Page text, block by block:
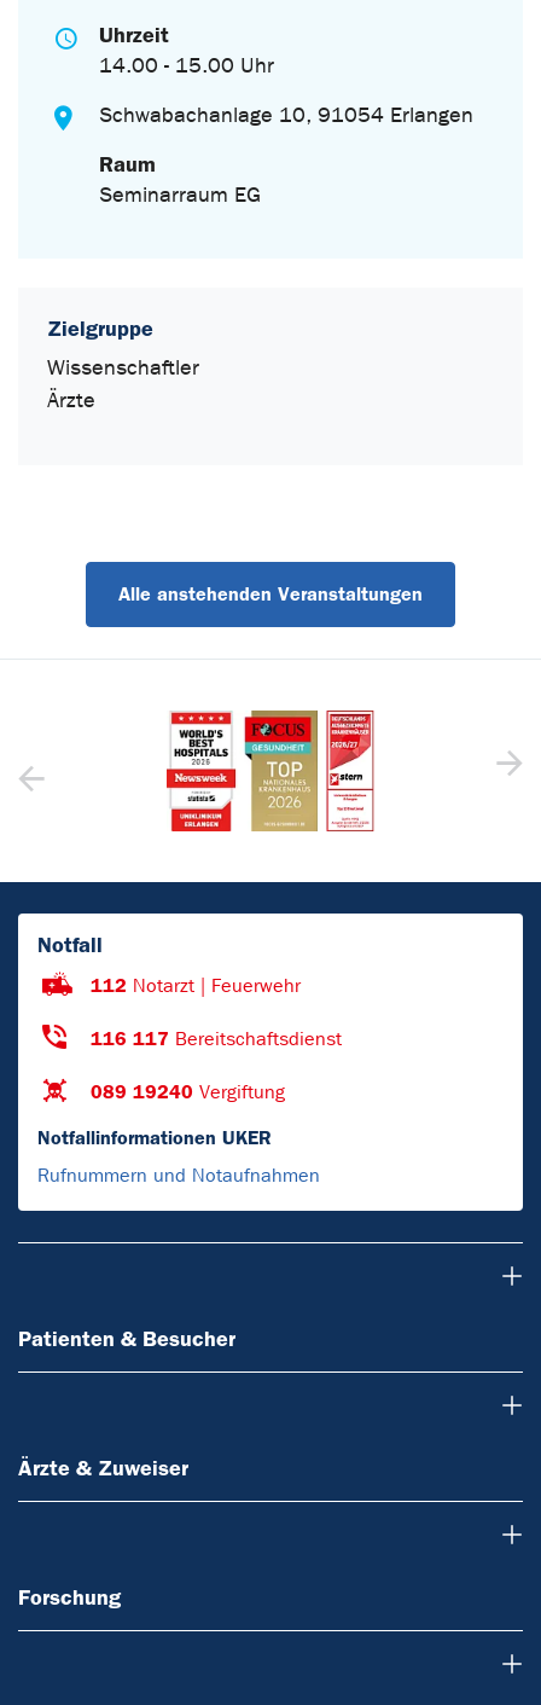
Uhrzeit
14.00 - 15.00 Uhr
Schwabachanlage 10, 91054 Erlangen
Raum
Seminarraum EG
Zielgruppe
Wissenschaftler
Ärzte
Alle anstehenden Veranstaltungen
Notfall
112 Notarzt | Feuerwehr
116 117 Bereitschaftsdienst
089 19240 Vergiftung
Notfallinformationen UKER
Rufnummern und Notaufnahmen
Patienten & Besucher
Ärzte & Zuweiser
Forschung